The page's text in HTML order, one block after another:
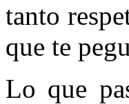
tanto
que te
Lo que